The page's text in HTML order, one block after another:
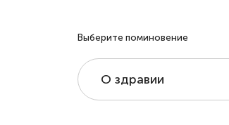
Выберите поминовение
О здравии